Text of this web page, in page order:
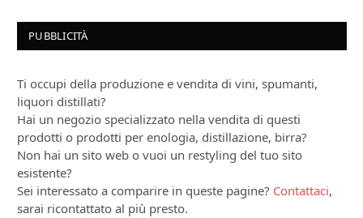
PUBBLICITÀ
Ti occupi della produzione e vendita di vini, spumanti,
liquori distillati?
Hai un negozio specializzato nella vendita di questi
prodotti o prodotti per enologia, distillazione, birra?
Non hai un sito web o vuoi un restyling del tuo sito
esistente?
Sei interessato a comparire in queste pagine? Contattaci,
sarai ricontattato al più presto.